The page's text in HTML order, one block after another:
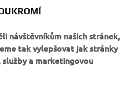
ovladatelný, přichází s
silnému a kontrolovatelnému
a mimořádně tiché jízdě je to
mobility. Jezděte za
návštěvníkům našich stránek,
tak vylepšovat jak stránky
a marketingovou